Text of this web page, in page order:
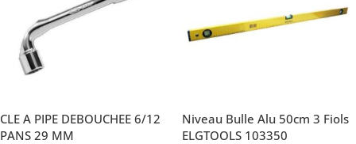
CLE A PIPE DEBOUCHEE 6/12
PANS 29 MM
Niveau Bulle Alu 50cm 3 Fiols
ELGTOOLS 103350